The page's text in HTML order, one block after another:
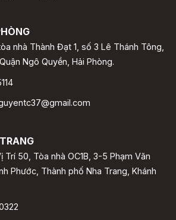
nhà Thành Đạt 1, số 3 Lê Thánh Tông,
Ngô Quyền, Hải Phòng.
Trí 50, Tòa nhà OC1B, 3-5 Phạm Văn
Phước, Thành phố Nha Trang, Khánh